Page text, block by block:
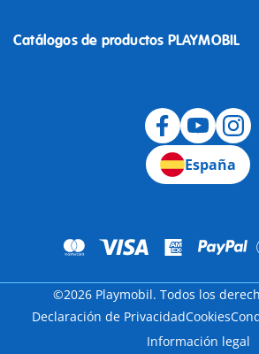
Catálogos de productos PLAYMOBIL
España
©2026 Playmobil. Todos los
Declaración de PrivacidadCookies
Información legal